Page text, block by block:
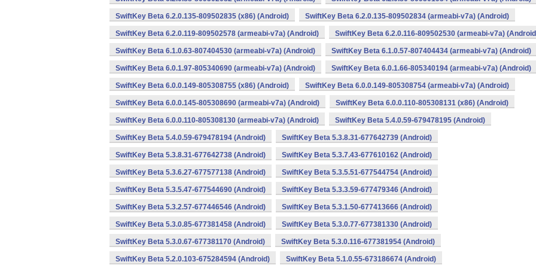
SwiftKey Beta 6.2.0.135-809502835 (x86) (Android) SwiftKey Beta 6.2.0.135-809502834 (armeabi-v7a) (Android)
SwiftKey Beta 6.2.0.119-809502578 (armeabi-v7a) (Android) SwiftKey Beta 6.2.0.116-809502530 (armeabi-v7a)
SwiftKey Beta 6.1.0.63-807404530 (armeabi-v7a) (Android) SwiftKey Beta 6.1.0.57-807404434 (armeabi-v7a) (Android)
SwiftKey Beta 6.0.1.97-805340690 (armeabi-v7a) (Android) SwiftKey Beta 6.0.1.66-805340194 (armeabi-v7a) (Android)
SwiftKey Beta 6.0.0.149-805308755 (x86) (Android) SwiftKey Beta 6.0.0.149-805308754 (armeabi-v7a) (Android)
SwiftKey Beta 6.0.0.145-805308690 (armeabi-v7a) (Android) SwiftKey Beta 6.0.0.110-805308131 (x86) (Android)
SwiftKey Beta 6.0.0.110-805308130 (armeabi-v7a) (Android) SwiftKey Beta 5.4.0.59-679478195 (Android)
SwiftKey Beta 5.4.0.59-679478194 (Android) SwiftKey Beta 5.3.8.31-677642739 (Android)
SwiftKey Beta 5.3.8.31-677642738 (Android) SwiftKey Beta 5.3.7.43-677610162 (Android)
SwiftKey Beta 5.3.6.27-677577138 (Android) SwiftKey Beta 5.3.5.51-677544754 (Android)
SwiftKey Beta 5.3.5.47-677544690 (Android) SwiftKey Beta 5.3.3.59-677479346 (Android)
SwiftKey Beta 5.3.2.57-677446546 (Android) SwiftKey Beta 5.3.1.50-677413666 (Android)
SwiftKey Beta 5.3.0.85-677381458 (Android) SwiftKey Beta 5.3.0.77-677381330 (Android)
SwiftKey Beta 5.3.0.67-677381170 (Android) SwiftKey Beta 5.3.0.116-677381954 (Android)
SwiftKey Beta 5.2.0.103-675284594 (Android) SwiftKey Beta 5.1.0.55-673186674 (Android)